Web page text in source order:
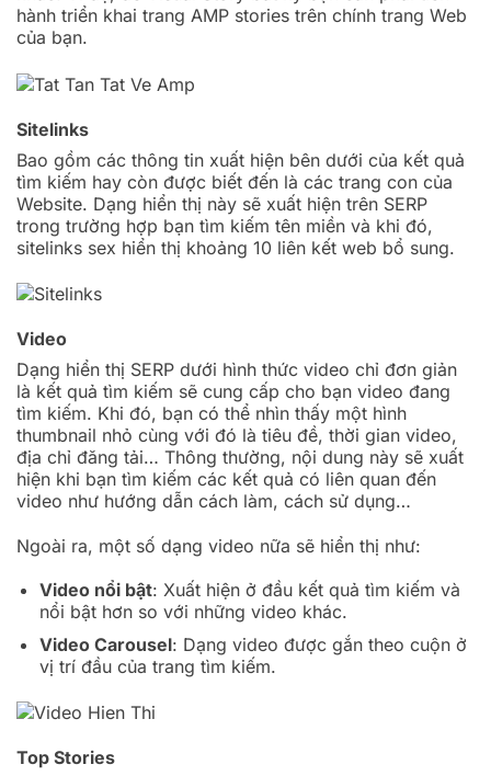
hành triển khai trang AMP stories trên chính trang Web
của bạn.
Sitelinks
Bao gồm các thông tin xuất hiện bên dưới của kết quả
tìm kiếm hay còn được biết đến là các trang con của
Website. Dạng hiển thị này sẽ xuất hiện trên SERP
trong trường hợp bạn tìm kiếm tên miền và khi đó,
sitelinks sex hiển thị khoảng 10 liên kết web bổ sung.
Video
Dạng hiển thị SERP dưới hình thức video chỉ đơn giản
là kết quả tìm kiếm sẽ cung cấp cho bạn video đang
tìm kiếm. Khi đó, bạn có thể nhìn thấy một hình
thumbnail nhỏ cùng với đó là tiêu đề, thời gian video,
địa chỉ đăng tải… Thông thường, nội dung này sẽ xuất
hiện khi bạn tìm kiếm các kết quả có liên quan đến
video như hướng dẫn cách làm, cách sử dụng…
Ngoài ra, một số dạng video nữa sẽ hiển thị như:
Video nổi bật: Xuất hiện ở đầu kết quả tìm kiếm và
nổi bật hơn so với những video khác.
Video Carousel: Dạng video được gắn theo cuộn ở
vị trí đầu của trang tìm kiếm.
Top Stories